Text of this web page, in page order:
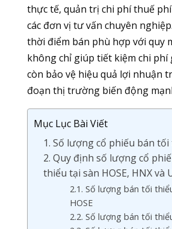
thực tế, quản trị chi phí thuế
các đơn vị tư vấn chuyên
thời điểm bán phù hợp với quy
không chỉ giúp tiết kiệm chi phí
còn bảo vệ hiệu quả lợi nhuận
đoạn thị trường biến động
Mục Lục Bài Viết
1. Số lượng cổ phiếu bán tối
2. Quy định số lượng cổ
thiểu tại sàn HOSE, HNX và
2.1. Số lượng bán tối
HOSE
2.2. Số lượng bán tối